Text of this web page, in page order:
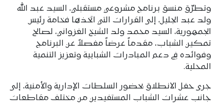
وتطرّق منسق برنامج مشروعي مستقبلي، السيد عبد الله
ولد عبد الجليل، إلى القرارات التي اتخذها فخامة رئيس
الجمهورية، السيد محمد ولد الشيخ الغزواني، لصالح
تمكين الشباب، مقدماً عرضاً مفصلاً عن البرنامج
وفوائده في دعم المبادرات الشبابية وتعزيز التنمية
المحلية.
جرى حفل الانطلاق بحضور السلطات الإدارية والأمنية، إلى
جانب عشرات الشباب المستفيدين من مختلف مقاطعات